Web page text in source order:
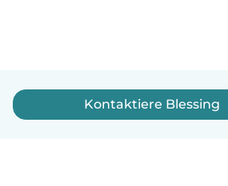
Kontaktiere Blessing